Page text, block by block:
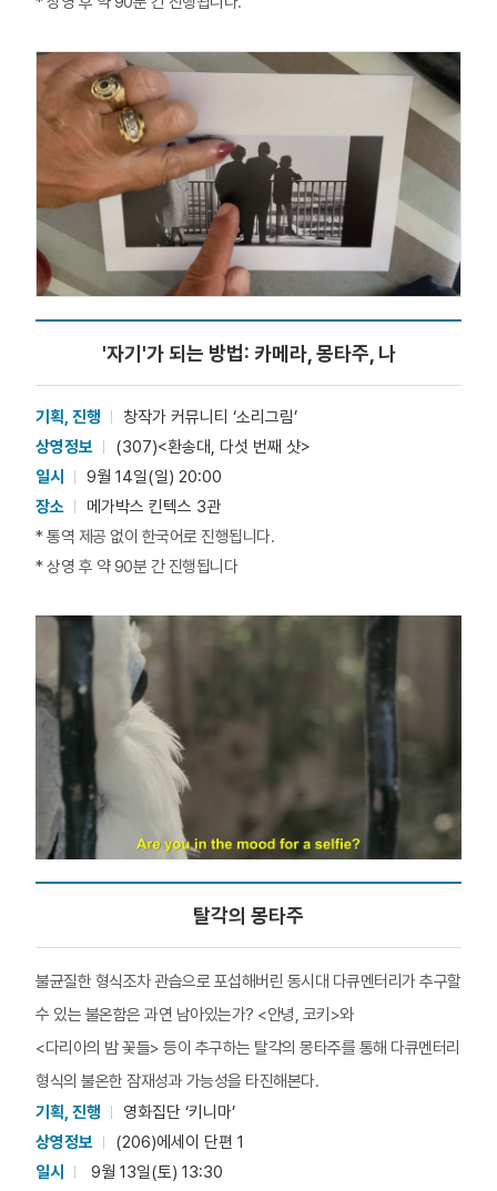
'자기'가 되는 방법: 카메라, 몽타주, 나
기획, 진행
창작가 커뮤니티 ‘소리그림’
상영정보
(307)<환송대, 다섯 번째 샷>
일시
9월 14일(일) 20:00
장소
메가박스 킨텍스 3관
* 통역 제공 없이 한국어로 진행됩니다.
* 상영 후 약 90분 간 진행됩니다
탈각의 몽타주
불균질한 형식조차 관습으로 포섭해버린 동시대 다큐멘터리가 추구할
수 있는 불온함은 과연 남아있는가? <안녕, 코키>와
<다리아의 밤 꽃들> 등이 추구하는 탈각의 몽타주를 통해 다큐멘터리
형식의 불온한 잠재성과 가능성을 타진해본다.
기획, 진행
영화집단 ‘키니마’
상영정보
(206)에세이 단편 1
일시
9월 13일(토) 13:30